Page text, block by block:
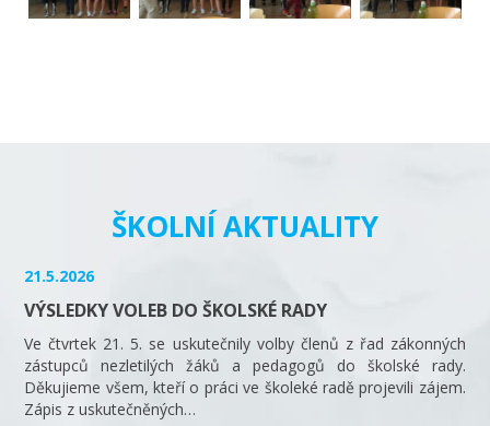
ŠKOLNÍ AKTUALITY
21.5.2026
VÝSLEDKY VOLEB DO ŠKOLSKÉ RADY
Ve čtvrtek 21. 5. se uskutečnily volby členů z řad zákonných
zástupců nezletilých žáků a pedagogů do školské rady.
Děkujieme všem, kteří o práci ve školeké radě projevili zájem.
Zápis z uskutečněných…